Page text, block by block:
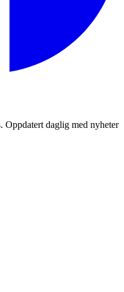
Oppdatert daglig med nyheter